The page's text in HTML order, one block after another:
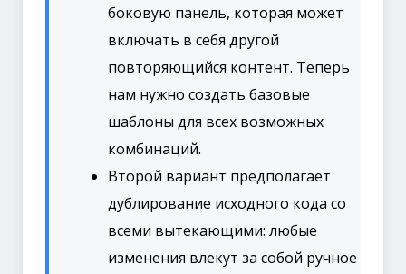
боковую панель, которая может
включать в себя другой
повторяющийся контент. Теперь
нам нужно создать базовые
шаблоны для всех возможных
комбинаций.
Второй вариант предполагает
дублирование исходного кода со
всеми вытекающими: любые
изменения влекут за собой ручное